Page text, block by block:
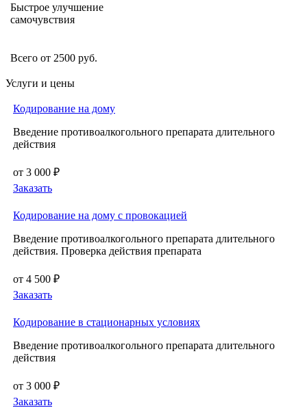
Быстрое улучшение
самочувствия
Всего от 2500 руб.
Услуги и цены
Кодирование на дому
Введение противоалкогольного препарата длительного
действия
от 3 000 ₽
Заказать
Кодирование на дому с провокацией
Введение противоалкогольного препарата длительного
действия. Проверка действия препарата
от 4 500 ₽
Заказать
Кодирование в стационарных условиях
Введение противоалкогольного препарата длительного
действия
от 3 000 ₽
Заказать